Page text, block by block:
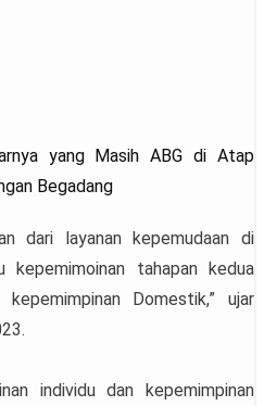
yang Masih ABG di Atap
Begadang
dari layanan kepemudaan di
kepemimoinan tahapan kedua
Domestik,” ujar
individu dan kepemimpinan